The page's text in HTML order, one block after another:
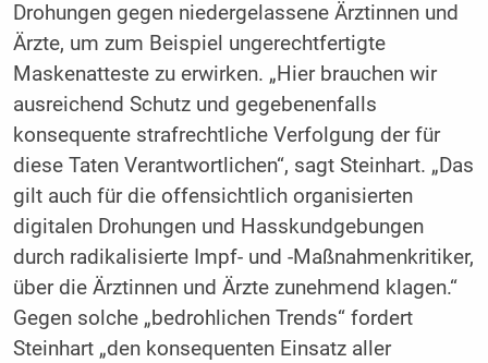
Drohungen gegen niedergelassene Ärztinnen und
Ärzte, um zum Beispiel ungerechtfertigte
Maskenatteste zu erwirken. „Hier brauchen wir
ausreichend Schutz und gegebenenfalls
konsequente strafrechtliche Verfolgung der für
diese Taten Verantwortlichen“, sagt Steinhart. „Das
gilt auch für die offensichtlich organisierten
digitalen Drohungen und Hasskundgebungen
durch radikalisierte Impf- und -Maßnahmenkritiker,
über die Ärztinnen und Ärzte zunehmend klagen.“
Gegen solche „bedrohlichen Trends“ fordert
Steinhart „den konsequenten Einsatz aller